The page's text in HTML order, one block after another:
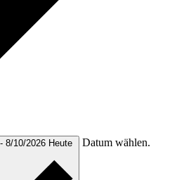
- 8/10/2026 Heute Datum wählen.